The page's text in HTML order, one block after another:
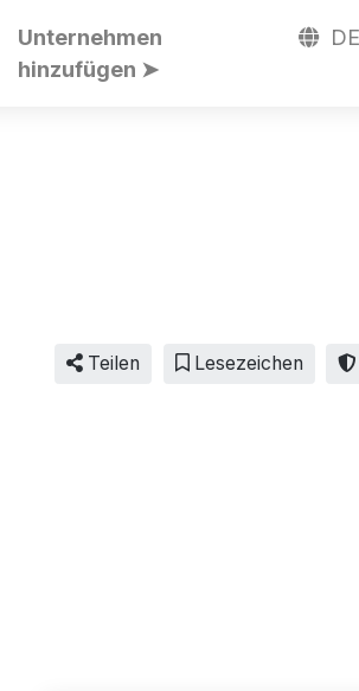
Unternehmen
hinzufügen ➤
DE
Teilen Lesezeichen